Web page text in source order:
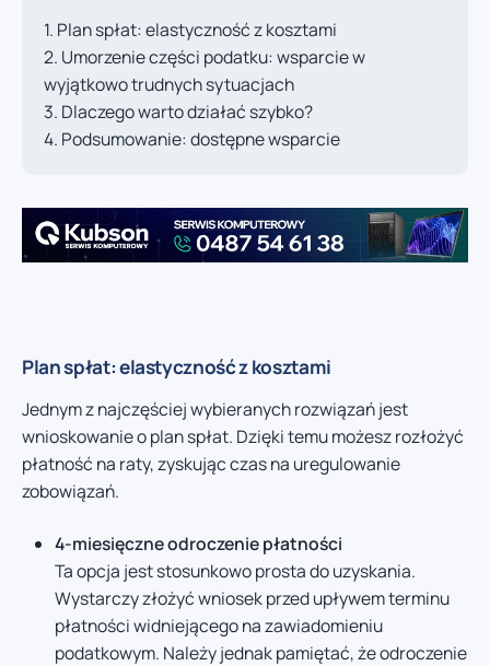
Plan spłat: elastyczność z kosztami
Umorzenie części podatku: wsparcie w
wyjątkowo trudnych sytuacjach
Dlaczego warto działać szybko?
Podsumowanie: dostępne wsparcie
Plan spłat: elastyczność z kosztami
Jednym z najczęściej wybieranych rozwiązań jest
wnioskowanie o plan spłat. Dzięki temu możesz rozłożyć
płatność na raty, zyskując czas na uregulowanie
zobowiązań.
4-miesięczne odroczenie płatności
Ta opcja jest stosunkowo prosta do uzyskania.
Wystarczy złożyć wniosek przed upływem terminu
płatności widniejącego na zawiadomieniu
podatkowym. Należy jednak pamiętać, że odroczenie